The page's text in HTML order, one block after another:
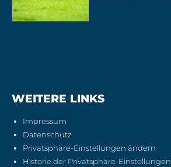
WEITERE LINKS
Impressum
Datenschutz
Privatsphäre-Einstellungen ändern
Historie der Privatsphäre-Einstellungen